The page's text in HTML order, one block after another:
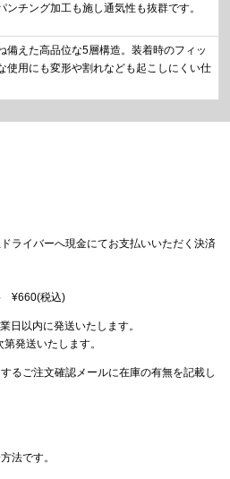
ンチング加工も施し通気性も抜群です。
備えた高品位な5層構造。装着時のフィッ
使用にも変形や割れなども起こしにくい仕
ライバーへ現金にてお支払いいただく決済
¥660(税込)
日以内に発送いたします。
発送いたします。
るご注文確認メールに在庫の有無を記載し
法です。